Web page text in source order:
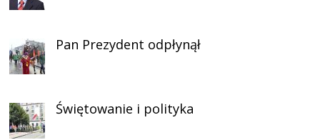
Pan Prezydent odpłynął
Świętowanie i polityka